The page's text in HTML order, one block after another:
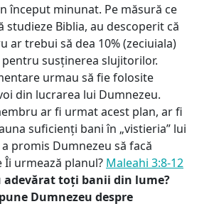
început minunat. Pe măsură ce
studieze Biblia, au descoperit că
ar trebui să dea 10% (zeciuiala)
susținerea slujitorilor.
urmau să fie folosite
din lucrarea lui Dumnezeu.
ar fi urmat acest plan, ar fi
suficienți bani în „vistieria” lui
promis Dumnezeu să facă
Îi urmează planul? Maleahi 3:8-12
adevărat toți banii din lume?
Dumnezeu despre